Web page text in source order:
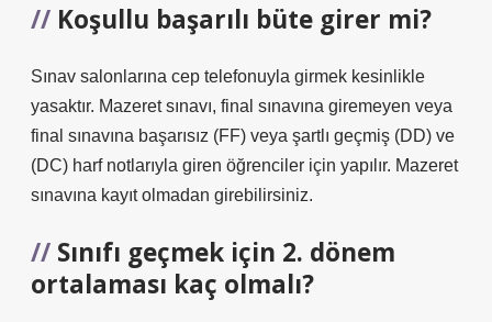
Koşullu başarılı büte girer mi?
Sınav salonlarına cep telefonuyla girmek kesinlikle
yasaktır. Mazeret sınavı, final sınavına giremeyen veya
final sınavına başarısız (FF) veya şartlı geçmiş (DD) ve
(DC) harf notlarıyla giren öğrenciler için yapılır. Mazeret
sınavına kayıt olmadan girebilirsiniz.
Sınıfı geçmek için 2. dönem
ortalaması kaç olmalı?